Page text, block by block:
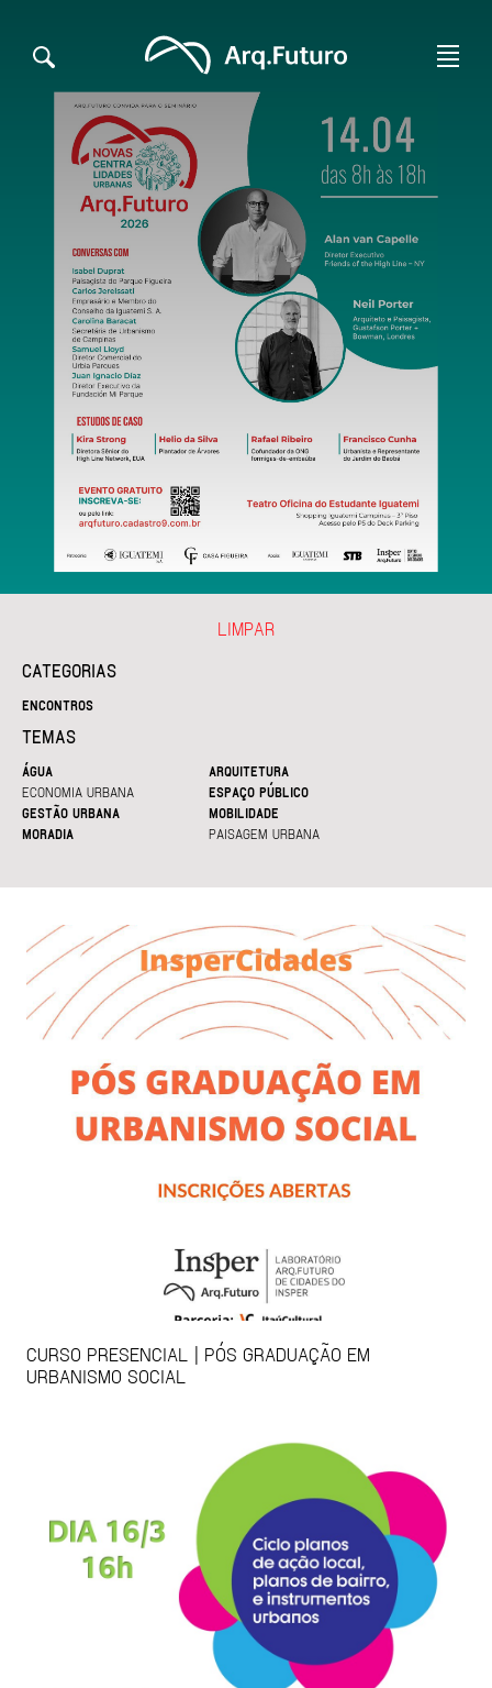
CATEGORIAS
ENCONTROS
TEMAS
ÁGUA
ARQUITETURA
ECONOMIA URBANA
ESPAÇO PÚBLICO
GESTÃO URBANA
MOBILIDADE
MORADIA
PAISAGEM URBANA
LIMPAR
CURSO PRESENCIAL | PÓS GRADUAÇÃO EM
URBANISMO SOCIAL